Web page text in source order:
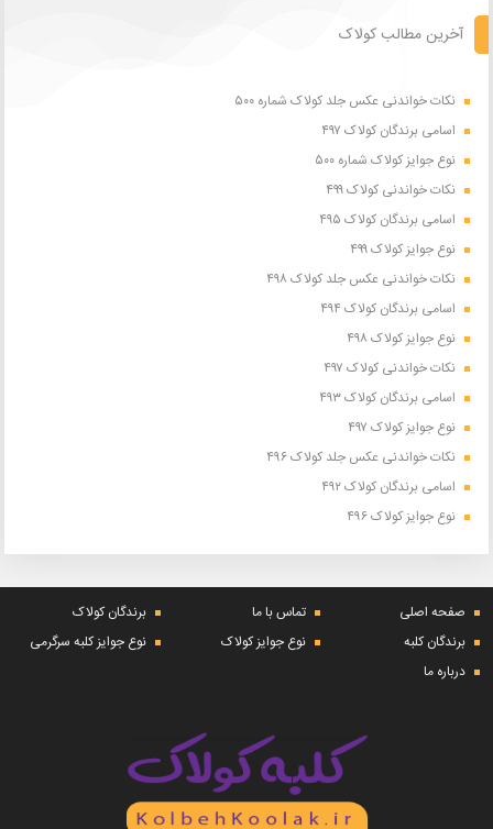
آخرین مطالب کولاک
نکات خواندنی عکس جلد کولاک شماره ۵۰۰
اسامی برندگان کولاک ۴۹۷
نوع جوایز کولاک شماره ۵۰۰
نکات خواندنی کولاک ۴۹۹
اسامی برندگان کولاک ۴۹۵
نوع جوایز کولاک ۴۹۹
نکات خواندنی عکس جلد کولاک ۴۹۸
اسامی برندگان کولاک ۴۹۴
نوع جوایز کولاک ۴۹۸
نکات خواندنی کولاک ۴۹۷
اسامی برندگان کولاک ۴۹۳
نوع جوایز کولاک ۴۹۷
نکات خواندنی عکس جلد کولاک ۴۹۶
اسامی برندگان کولاک ۴۹۲
نوع جوایز کولاک ۴۹۶
صفحه اصلی تماس با ما
برندگان کولاک
برندگان کلبه
نوع جوایز کولاک
نوع جوایز کلبه سرگرمی
درباره ما